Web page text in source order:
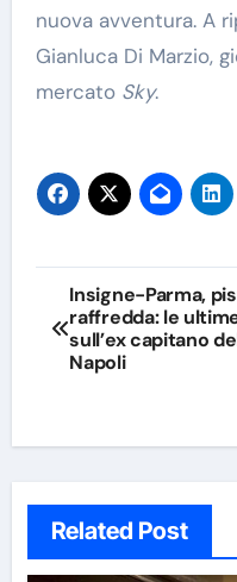
nuova avventura. A
Gianluca Di Marzio,
mercato Sky.
articoli
Insigne-Parma,
raffredda: le
sull’ex capitano
Napoli
Related Post